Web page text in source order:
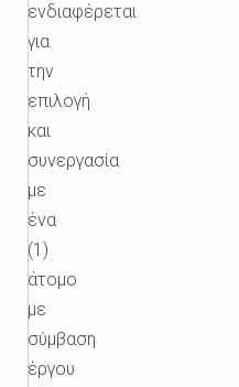
ενδιαφέρεται
για
την
επιλογή
και
συνεργασία
με
ένα
(1)
άτομο
με
σύμβαση
έργου